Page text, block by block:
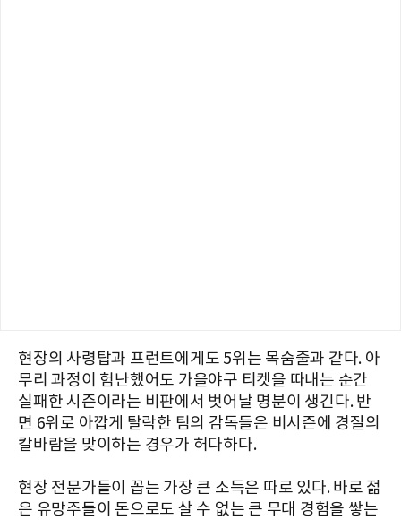
현장의 사령탑과 프런트에게도 5위는 목숨줄과 같다. 아
무리 과정이 험난했어도 가을야구 티켓을 따내는 순간
실패한 시즌이라는 비판에서 벗어날 명분이 생긴다. 반
면 6위로 아깝게 탈락한 팀의 감독들은 비시즌에 경질의
칼바람을 맞이하는 경우가 허다하다.
현장 전문가들이 꼽는 가장 큰 소득은 따로 있다. 바로 젊
은 유망주들이 돈으로도 살 수 없는 큰 무대 경험을 쌓는